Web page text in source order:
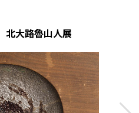
大路魯山人展